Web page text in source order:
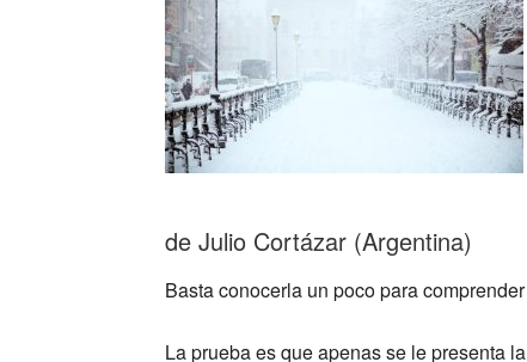
de Julio Cortázar (Argentina)
Basta conocerla un poco para
La prueba es que apenas se le presenta